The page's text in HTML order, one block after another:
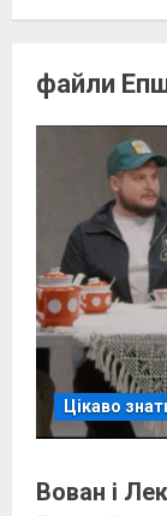
файли
Цікаво
Вован і